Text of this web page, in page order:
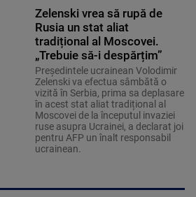
Zelenski vrea să rupă de
Rusia un stat aliat
tradițional al Moscovei.
„Trebuie să-i despărțim”
Președintele ucrainean Volodimir
Zelenski va efectua sâmbătă o
vizită în Serbia, prima sa deplasare
în acest stat aliat tradițional al
Moscovei de la începutul invaziei
ruse asupra Ucrainei, a declarat joi
pentru AFP un înalt responsabil
ucrainean.